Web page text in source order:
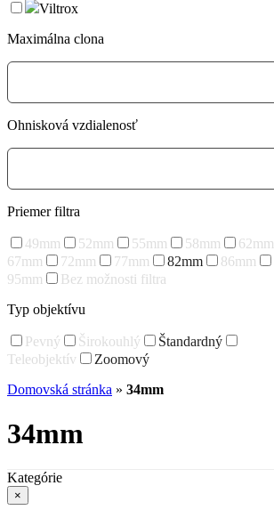
Viltrox
Maximálna clona
Ohnisková vzdialenosť
Priemer filtra
49mm 52mm 55mm 58mm
62mm
67mm
72mm 77mm 82mm
86mm
95mm
Bez možnosti filtra
Typ objektívu
Pevný Širokouhlý
Štandardný
Teleobjektív
Zoomový
Domovská stránka » 34mm
34mm
Kategórie
×